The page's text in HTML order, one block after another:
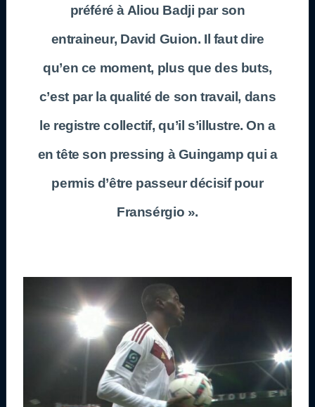
préféré à Aliou Badji par son
entraineur, David Guion. Il faut dire
qu’en ce moment, plus que des buts,
c’est par la qualité de son travail, dans
le registre collectif, qu’il s’illustre. On a
en tête son pressing à Guingamp qui a
permis d’être passeur décisif pour
Fransérgio ».